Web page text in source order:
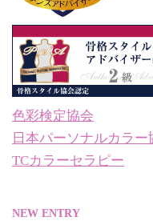
色彩検定協会
日本パーソナルカラー
TCカラーセラピー
NEW ENTRY